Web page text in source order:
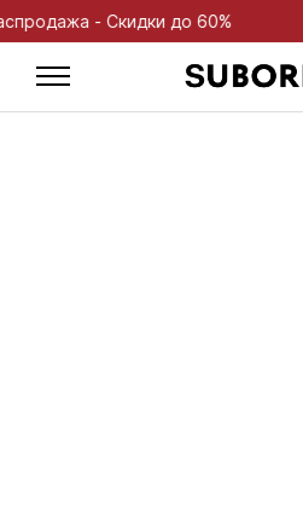
- Скидки до 60%